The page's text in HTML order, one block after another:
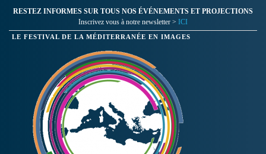
RESTEZ INFORMES SUR TOUS NOS ÉVÉNEMENTS ET PROJECTIONS
Inscrivez vous à notre newsletter > ICI
LE FESTIVAL DE LA MÉDITERRANÉE EN IMAGES